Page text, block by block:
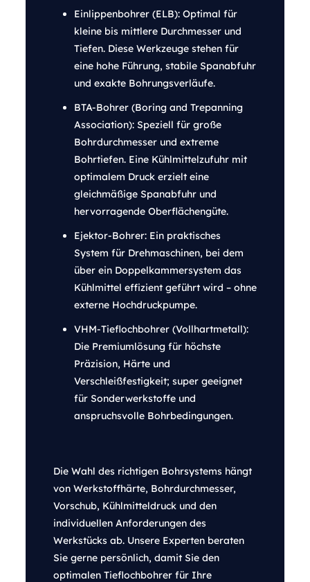
Einlippenbohrer (ELB): Optimal für
kleine bis mittlere Durchmesser und
Tiefen. Diese Werkzeuge stehen für
eine hohe Führung, stabile Spanabfuhr
und exakte Bohrungsverläufe.
BTA-Bohrer (Boring and Trepanning
Association): Speziell für große
Bohrdurchmesser und extreme
Bohrtiefen. Eine Kühlmittelzufuhr mit
optimalem Druck erzielt eine
gleichmäßige Spanabfuhr und
hervorragende Oberflächengüte.
Ejektor-Bohrer: Ein praktisches
System für Drehmaschinen, bei dem
über ein Doppelkammersystem das
Kühlmittel effizient geführt wird – ohne
externe Hochdruckpumpe.
VHM-Tieflochbohrer (Vollhartmetall):
Die Premiumlösung für höchste
Präzision, Härte und
Verschleißfestigkeit; super geeignet
für Sonderwerkstoffe und
anspruchsvolle Bohrbedingungen.
Die Wahl des richtigen Bohrsystems hängt
von Werkstoffhärte, Bohrdurchmesser,
Vorschub, Kühlmitteldruck und den
individuellen Anforderungen des
Werkstücks ab. Unsere Experten beraten
Sie gerne persönlich, damit Sie den
optimalen Tieflochbohrer für Ihre